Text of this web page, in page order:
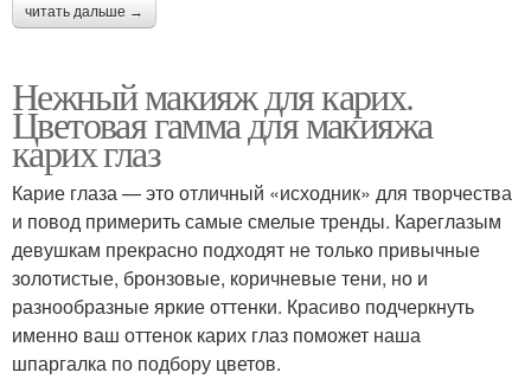
читать дальше →
Нежный макияж для карих.
Цветовая гамма для макияжа
карих глаз
Карие глаза — это отличный «исходник» для творчества
и повод примерить самые смелые тренды. Кареглазым
девушкам прекрасно подходят не только привычные
золотистые, бронзовые, коричневые тени, но и
разнообразные яркие оттенки. Красиво подчеркнуть
именно ваш оттенок карих глаз поможет наша
шпаргалка по подбору цветов.